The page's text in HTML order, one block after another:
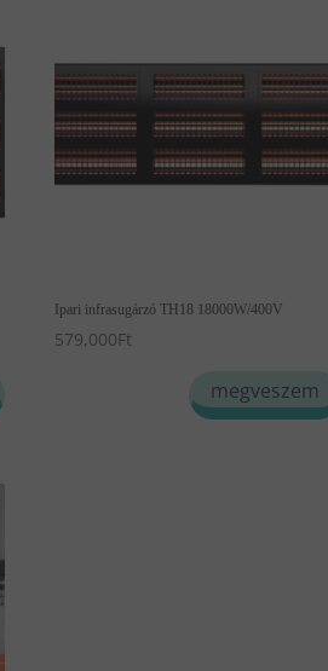
Ipari infrasugárzó TH18 18000W/400V
579,000Ft
megveszem